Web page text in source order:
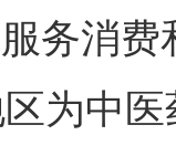
务消费
为中